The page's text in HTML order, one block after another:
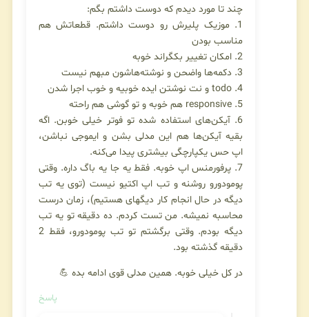
چند تا مورد دیدم که دوست داشتم بگم:
1. موزیک پلیرش رو دوست داشتم. قطعاتش هم
مناسب بودن
2. امکان تغییر بکگراند خوبه
3. دکمه‌ها واضحن و نوشته‌هاشون مبهم نیست
4. todo و نت نوشتن ایده خوبیه و خوب اجرا شدن
5. responsive هم خوبه و تو گوشی هم راحته
6. آیکن‌های استفاده شده تو فوتر خیلی خوبن. اگه
بقیه آیکن‌ها هم این مدلی بشن و ایموجی نباشن،
اپ حس یکپارچگی بیشتری پیدا می‌کنه.
7. پرفورمنس اپ خوبه. فقط یه جا یه باگ داره. وقتی
پومودورو روشنه و تب اپ اکتیو نیست (توی یه تب
دیگه در حال انجام کار دیگه‎ای هستیم)، زمان درست
محاسبه نمیشه. من تست کردم. ده دقیقه تو یه تب
دیگه بودم. وقتی برگشتم تو تب پومودورو، فقط 2
دقیقه گذشته بود.
در کل خیلی خوبه. همین مدلی قوی ادامه بده 💪
پاسخ